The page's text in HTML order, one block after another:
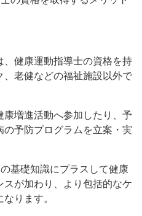
健康運動指導士の資格を持
老健などの福祉施設以外で
増進活動へ参加したり、予
予防プログラムを立案・実
基礎知識にプラスして健康
が加わり、より包括的なケ
ります。